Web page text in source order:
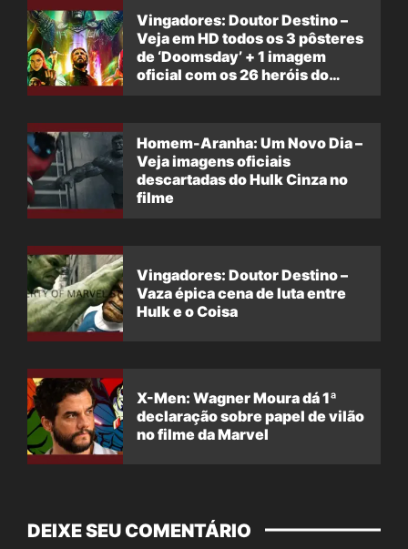
Vingadores: Doutor Destino –
Veja em HD todos os 3 pôsteres
de ‘Doomsday’ + 1 imagem
oficial com os 26 heróis do
Homem-Aranha: Um Novo Dia –
Veja imagens oficiais
descartadas do Hulk Cinza no
filme
Vingadores: Doutor Destino –
Vaza épica cena de luta entre
Hulk e o Coisa
X-Men: Wagner Moura dá 1ª
declaração sobre papel de vilão
no filme da Marvel
DEIXE SEU COMENTÁRIO